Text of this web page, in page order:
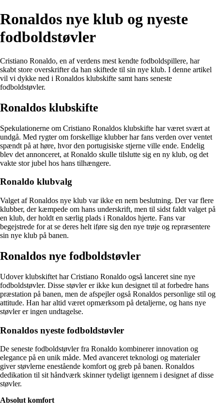
Ronaldos nye klub og nyeste
fodboldstøvler
Cristiano Ronaldo, en af verdens mest kendte fodboldspillere, har
skabt store overskrifter da han skiftede til sin nye klub. I denne artikel
vil vi dykke ned i Ronaldos klubskifte samt hans seneste
fodboldstøvler.
Ronaldos klubskifte
Spekulationerne om Cristiano Ronaldos klubskifte har været svært at
undgå. Med rygter om forskellige klubber har fans verden over ventet
spændt på at høre, hvor den portugisiske stjerne ville ende. Endelig
blev det annonceret, at Ronaldo skulle tilslutte sig en ny klub, og det
vakte stor jubel hos hans tilhængere.
Ronaldo klubvalg
Valget af Ronaldos nye klub var ikke en nem beslutning. Der var flere
klubber, der kæmpede om hans underskrift, men til sidst faldt valget på
en klub, der holdt en særlig plads i Ronaldos hjerte. Fans var
begejstrede for at se deres helt iføre sig den nye trøje og repræsentere
sin nye klub på banen.
Ronaldos nye fodboldstøvler
Udover klubskiftet har Cristiano Ronaldo også lanceret sine nye
fodboldstøvler. Disse støvler er ikke kun designet til at forbedre hans
præstation på banen, men de afspejler også Ronaldos personlige stil og
attitude. Han har altid været opmærksom på detaljerne, og hans nye
støvler er ingen undtagelse.
Ronaldos nyeste fodboldstøvler
De seneste fodboldstøvler fra Ronaldo kombinerer innovation og
elegance på en unik måde. Med avanceret teknologi og materialer
giver støvlerne enestående komfort og greb på banen. Ronaldos
dedikation til sit håndværk skinner tydeligt igennem i designet af disse
støvler.
Absolut komfort